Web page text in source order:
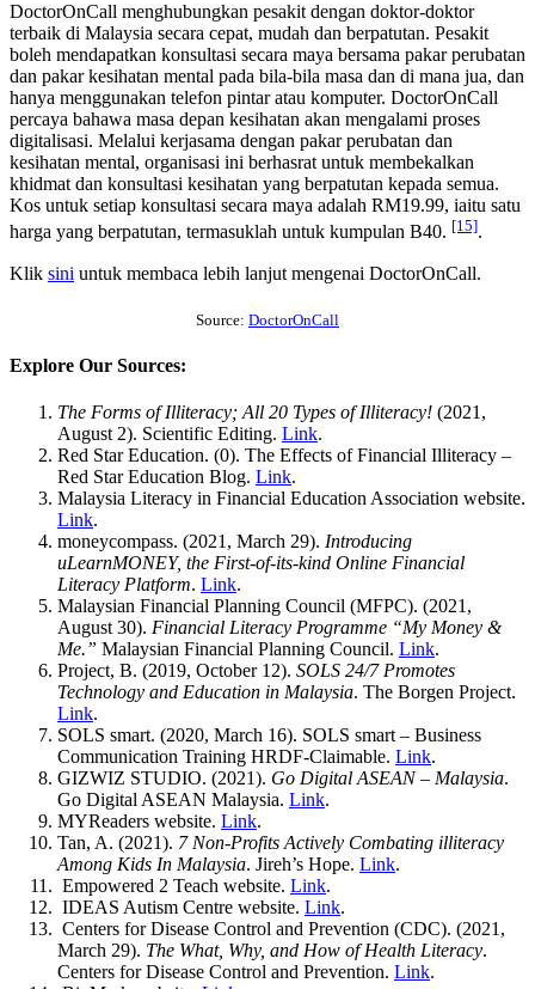
DoctorOnCall menghubungkan pesakit dengan doktor-doktor
terbaik di Malaysia secara cepat, mudah dan berpatutan. Pesakit
boleh mendapatkan konsultasi secara maya bersama pakar perubatan
dan pakar kesihatan mental pada bila-bila masa dan di mana jua, dan
hanya menggunakan telefon pintar atau komputer. DoctorOnCall
percaya bahawa masa depan kesihatan akan mengalami proses
digitalisasi. Melalui kerjasama dengan pakar perubatan dan
kesihatan mental, organisasi ini berhasrat untuk membekalkan
khidmat dan konsultasi kesihatan yang berpatutan kepada semua.
Kos untuk setiap konsultasi secara maya adalah RM19.99, iaitu satu
harga yang berpatutan, termasuklah untuk kumpulan B40. [15].
Klik sini untuk membaca lebih lanjut mengenai DoctorOnCall.
Source: DoctorOnCall
Explore Our Sources:
The Forms of Illiteracy; All 20 Types of Illiteracy! (2021,
August 2). Scientific Editing. Link.
Red Star Education. (0). The Effects of Financial Illiteracy –
Red Star Education Blog. Link.
Malaysia Literacy in Financial Education Association website.
Link.
moneycompass. (2021, March 29). Introducing
uLearnMONEY, the First-of-its-kind Online Financial
Literacy Platform. Link.
Malaysian Financial Planning Council (MFPC). (2021,
August 30). Financial Literacy Programme “My Money &
Me.” Malaysian Financial Planning Council. Link.
Project, B. (2019, October 12). SOLS 24/7 Promotes
Technology and Education in Malaysia. The Borgen Project.
Link.
SOLS smart. (2020, March 16). SOLS smart – Business
Communication Training HRDF-Claimable. Link.
GIZWIZ STUDIO. (2021). Go Digital ASEAN – Malaysia.
Go Digital ASEAN Malaysia. Link.
MYReaders website. Link.
Tan, A. (2021). 7 Non-Profits Actively Combating illiteracy
Among Kids In Malaysia. Jireh’s Hope. Link.
Empowered 2 Teach website. Link.
IDEAS Autism Centre website. Link.
Centers for Disease Control and Prevention (CDC). (2021,
March 29). The What, Why, and How of Health Literacy.
Centers for Disease Control and Prevention. Link.